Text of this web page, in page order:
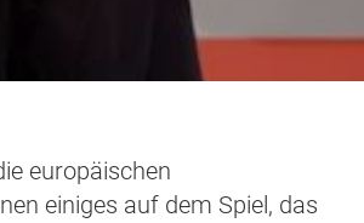
europäischen
einiges auf dem Spiel, das